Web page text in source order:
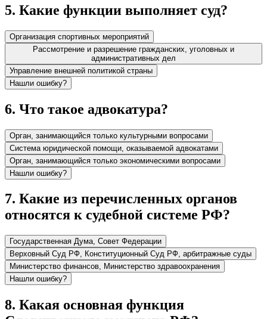
5. Какие функции выполняет суд?
Организация спортивных мероприятий
Рассмотрение и разрешение гражданских, уголовных и
административных дел
Управление внешней политикой страны
Нашли ошибку?
6. Что такое адвокатура?
Орган, занимающийся только культурными вопросами
Система юридической помощи, оказываемой адвокатами
Орган, занимающийся только экономическими вопросами
Нашли ошибку?
7. Какие из перечисленных органов
относятся к судебной системе РФ?
Государственная Дума, Совет Федерации
Верховный Суд РФ, Конституционный Суд РФ, арбитражные суды
Министерство финансов, Министерство здравоохранения
Нашли ошибку?
8. Какая основная функция